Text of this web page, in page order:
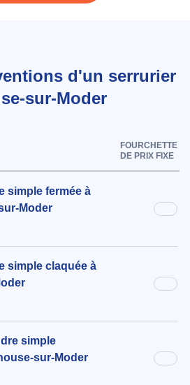
d'un serrurier
sur-Moder
FOURCHETTE
DE PRIX FIXE
simple fermée à
Moder
simple claquée à
simple
sur-Moder